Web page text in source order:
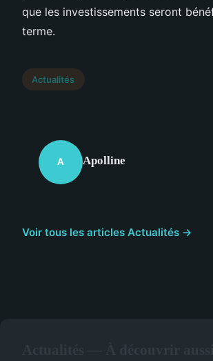
que les investissements seront
terme.
Actualités
A Apolline
Voir tous les articles Actualités →